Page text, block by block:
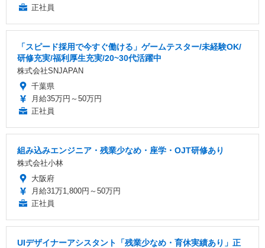
正社員
「スピード採用で今すぐ働ける」ゲームテスター/未経験OK/
研修充実/福利厚生充実/20~30代活躍中
株式会社SNJAPAN
千葉県
月給35万円～50万円
正社員
組み込みエンジニア・残業少なめ・座学・OJT研修あり
株式会社小林
大阪府
月給31万1,800円～50万円
正社員
UIデザイナーアシスタント「残業少なめ・育休実績あり」正